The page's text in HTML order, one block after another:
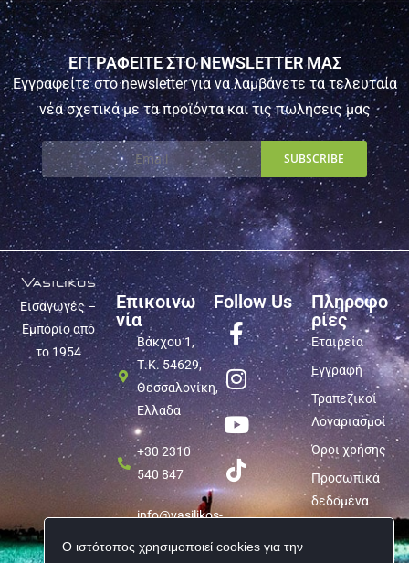
Ο ιστότοπος χρησιμοποιεί cookies για την
ΕΓΓΡΑΦΕΙΤΕ ΣΤΟ NEWSLETTER ΜΑΣ
Εγγραφείτε στο newsletter για να λαμβάνετε τα τελευταία
νέα σχετικά με τα προϊόντα και τις πωλήσεις μας
Εισαγωγές –
Εμπόριο από
το 1954
Επικοινω
νία
Βάκχου 1,
Τ.Κ. 54629,
Θεσσαλονίκη,
Ελλάδα
+30 2310
540 847
info@vasilikos-
Follow Us
Πληροφο
ρίες
Εταιρεία
Εγγραφή
Τραπεζικοί
Λογαριασμοί
Όροι χρήσης
Προσωπικά
δεδομένα